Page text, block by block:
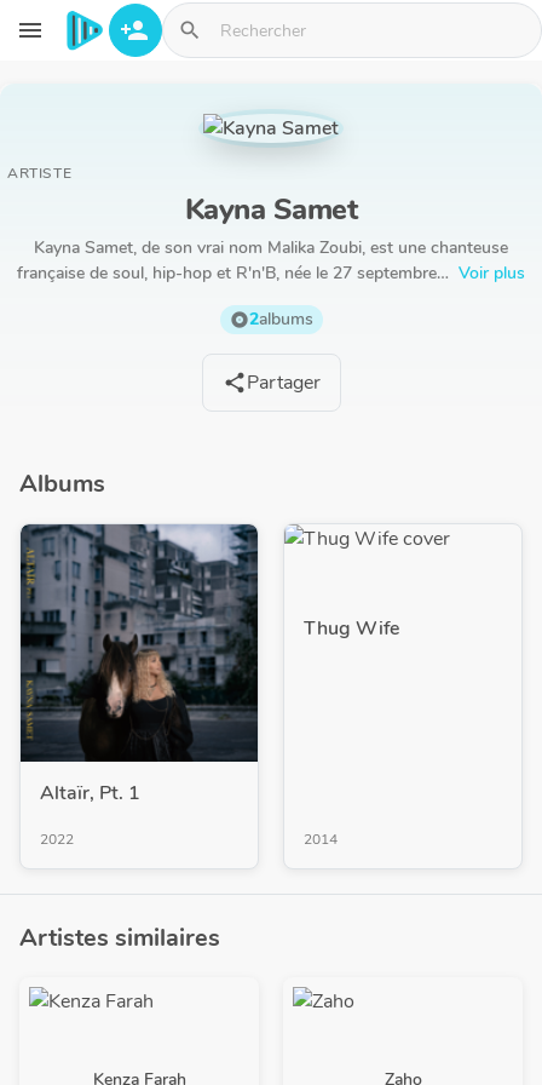
Aller au contenu principal
menu person_add search
ARTISTE
Kayna Samet
Kayna Samet, de son vrai nom Malika Zoubi, est une chanteuse
française de soul, hip-hop et R'n'B, née le 27 septembre… Voir plus
album2albums
sharePartager
Albums
Altaïr, Pt. 1
2022
Thug Wife
2014
Artistes similaires
Kenza Farah Zaho